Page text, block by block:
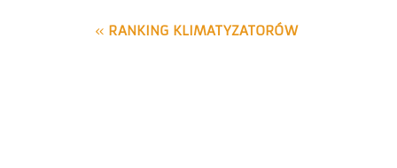
« RANKING KLIMATYZATORÓW